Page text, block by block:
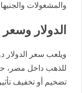
والمشغولات
الدولار
ويلعب سعر الدولار
للذهب داخل مصر،
تضخيم أو تخفيف